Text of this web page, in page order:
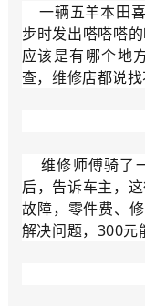
一辆五羊本田
步时发出嗒嗒嗒
应该是有哪个地
查，维修店都说找
维修师傅骑了
后，告诉车主，
故障，零件费、
解决问题，300元